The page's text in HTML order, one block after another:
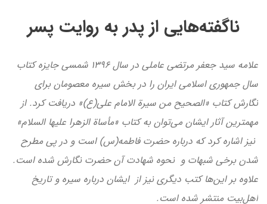
ناگفته‌هایی از پدر به روایت پسر
علامه سید جعفر مرتضی عاملی در سال ۱۳۹۶ شمسی جایزه کتاب
سال جمهوری اسلامی ایران را در بخش سیره معصومان برای
نگارش کتاب «الصحیح من سیرة الامام علی(ع)» دریافت کرد. از
مهمترین آثار ایشان می‌توان به کتاب «مأساة الزهرا علیها السلام»
نیز اشاره کرد که درباره حضرت فاطمه(س) است و در پی مطرح
شدن برخی شبهات و نحوه شهادت آن حضرت نگارش شده است.
علاوه بر این‌ها کتب دیگری نیز از ایشان درباره سیره و تاریخ
اهل‌بیت منتشر شده است.